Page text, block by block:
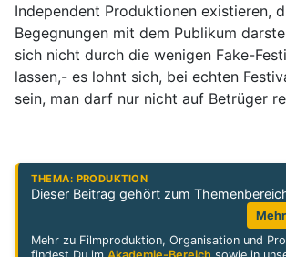
Independent Produktionen existieren,
Begegnungen mit dem Publikum
sich nicht durch die wenigen Fake-
lassen,- es lohnt sich, bei echten
sein, man darf nur nicht auf Betrüger
THEMA: PRODUKTION
Dieser Beitrag gehört zum
Mehr zu Filmproduktion, Organisation und